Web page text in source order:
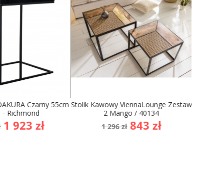
Czarny 55cm
- Richmond
Cena
1 923 zł
Stolik Kawowy ViennaLounge Zestaw
2 Mango / 40134
Cena
podstawowa
1 296 zł Cena
843 zł